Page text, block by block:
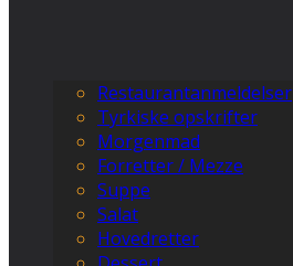
Restaurantanmeldelser
Tyrkiske opskrifter
Morgenmad
Forretter / Mezze
Suppe
Salat
Hovedretter